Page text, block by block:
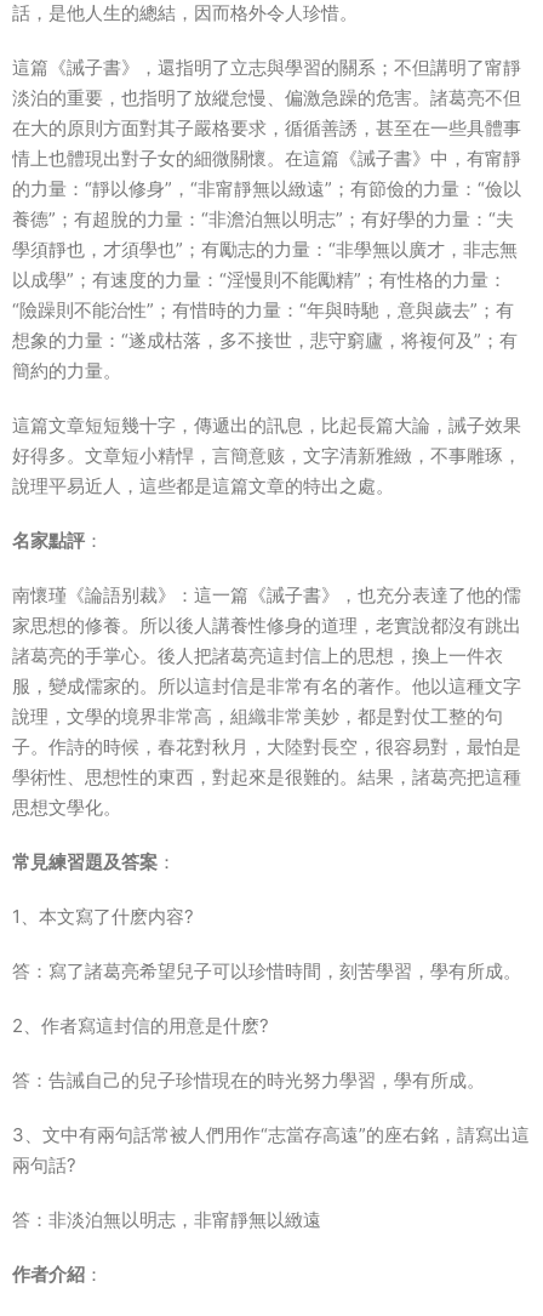
話，是他人生的總結，因而格外令人珍惜。
這篇《誡子書》，還指明了立志與學習的關系；不但講明了甯靜
淡泊的重要，也指明了放縱怠慢、偏激急躁的危害。諸葛亮不但
在大的原則方面對其子嚴格要求，循循善誘，甚至在一些具體事
情上也體現出對子女的細微關懷。在這篇《誡子書》中，有甯靜
的力量：“靜以修身”，“非甯靜無以緻遠”；有節儉的力量：“儉以
養德”；有超脫的力量：“非澹泊無以明志”；有好學的力量：“夫
學須靜也，才須學也”；有勵志的力量：“非學無以廣才，非志無
以成學”；有速度的力量：“淫慢則不能勵精”；有性格的力量：
“險躁則不能治性”；有惜時的力量：“年與時馳，意與歲去”；有
想象的力量：“遂成枯落，多不接世，悲守窮廬，将複何及”；有
簡約的力量。
這篇文章短短幾十字，傳遞出的訊息，比起長篇大論，誡子效果
好得多。文章短小精悍，言簡意赅，文字清新雅緻，不事雕琢，
說理平易近人，這些都是這篇文章的特出之處。
名家點評 ：
南懷瑾《論語别裁》：這一篇《誡子書》，也充分表達了他的儒
家思想的修養。所以後人講養性修身的道理，老實說都沒有跳出
諸葛亮的手掌心。後人把諸葛亮這封信上的思想，換上一件衣
服，變成儒家的。所以這封信是非常有名的著作。他以這種文字
說理，文學的境界非常高，組織非常美妙，都是對仗工整的句
子。作詩的時候，春花對秋月，大陸對長空，很容易對，最怕是
學術性、思想性的東西，對起來是很難的。結果，諸葛亮把這種
思想文學化。
常見練習題及答案 ：
1、本文寫了什麽内容?
答：寫了諸葛亮希望兒子可以珍惜時間，刻苦學習，學有所成。
2、作者寫這封信的用意是什麽?
答：告誡自己的兒子珍惜現在的時光努力學習，學有所成。
3、文中有兩句話常被人們用作“志當存高遠”的座右銘，請寫出這
兩句話?
答：非淡泊無以明志，非甯靜無以緻遠
作者介紹 ：